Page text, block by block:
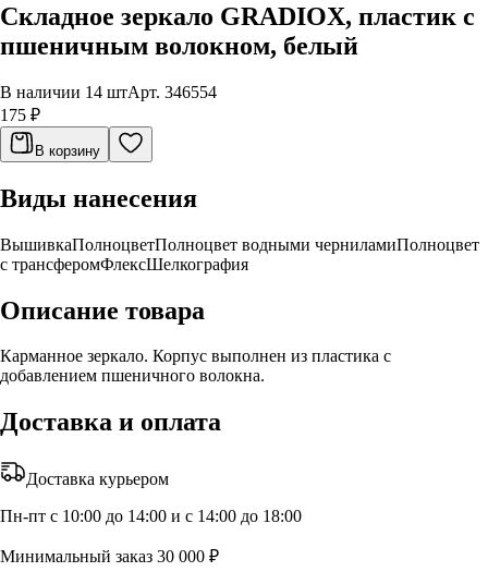
Складное зеркало GRADIOX, пластик с
пшеничным волокном, белый
В наличии 14 штАрт. 346554
175 ₽
В корзину
Виды нанесения
ВышивкаПолноцветПолноцвет водными черниламиПолноцвет
с трансферомФлексШелкография
Описание товара
Карманное зеркало. Корпус выполнен из пластика с
добавлением пшеничного волокна.
Доставка и оплата
Доставка курьером
Пн-пт с 10:00 до 14:00 и с 14:00 до 18:00
Минимальный заказ 30 000 ₽